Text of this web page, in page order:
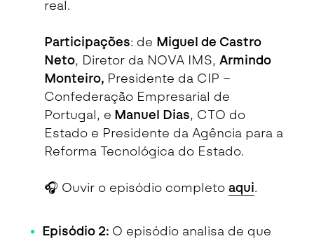
real.
Participações: de Miguel de Castro
Neto, Diretor da NOVA IMS, Armindo
Monteiro, Presidente da CIP –
Confederação Empresarial de
Portugal, e Manuel Dias, CTO do
Estado e Presidente da Agência para a
Reforma Tecnológica do Estado.
🎧 Ouvir o episódio completo aqui.
Episódio 2: O episódio analisa de que